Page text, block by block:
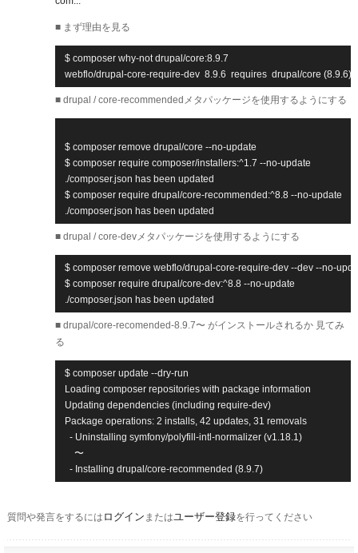
■ まず理由を見る
$ composer why-not drupal/core:8.9.7
webflo/drupal-core-require-dev  8.9.6  requires  drupal/core (8.9.6)
■ drupal / core-recommendedメタパッケージを使用するようにする
$ composer remove drupal/core --no-update
$ composer require composer/installers:^1.7 --no-update
./composer.json has been updated
$ composer require drupal/core-recommended:^8.8 --no-update
./composer.json has been updated
■ drupal / core-devメタパッケージを使用するようにする
$ composer remove webflo/drupal-core-require-dev --dev --no-
$ composer require drupal/core-dev:^8.8 --no-update
./composer.json has been updated
■ drupal/core-recomended-8.9.7〜 がインストールされるか 見てみ
る
$ composer update --dry-run
Loading composer repositories with package information
Updating dependencies (including require-dev)
Package operations: 2 installs, 42 updates, 31 removals
  - Uninstalling symfony/polyfill-intl-normalizer (v1.18.1)
〜
質問や発言をするには ログイン またはユーザー登録を行ってください